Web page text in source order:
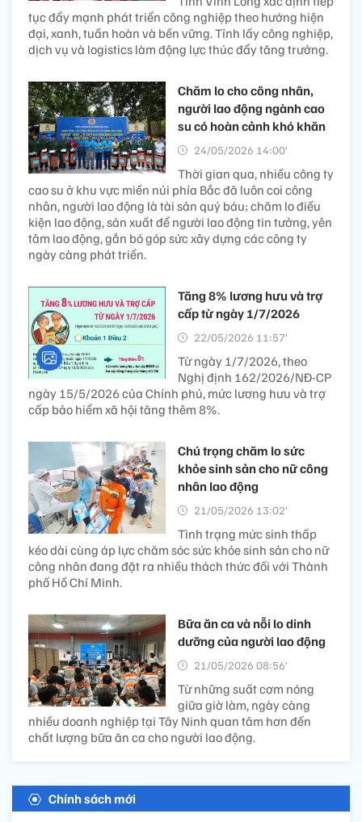
tục đẩy mạnh phát triển công nghiệp theo hướng hiện
đại, xanh, tuần hoàn và bền vững. Tỉnh lấy công nghiệp,
dịch vụ và logistics làm động lực thúc đẩy tăng trưởng.
Chăm lo cho công nhân,
người lao động ngành cao
su có hoàn cảnh khó khăn
24/05/2026 14:00’
Thời gian qua, nhiều công ty
cao su ở khu vực miền núi phía Bắc đã luôn coi công
nhân, người lao động là tài sản quý báu; chăm lo điều
kiện lao động, sản xuất để người lao động tin tưởng, yên
tâm lao động, gắn bó góp sức xây dựng các công ty
ngày càng phát triển.
Tăng 8% lương hưu và trợ
cấp từ ngày 1/7/2026
22/05/2026 11:57’
Từ ngày 1/7/2026, theo
Nghị định 162/2026/NĐ-CP
ngày 15/5/2026 của Chính phủ, mức lương hưu và trợ
cấp bảo hiểm xã hội tăng thêm 8%.
Chú trọng chăm lo sức
khỏe sinh sản cho nữ công
nhân lao động
21/05/2026 13:02’
Tình trạng mức sinh thấp
kéo dài cùng áp lực chăm sóc sức khỏe sinh sản cho nữ
công nhân đang đặt ra nhiều thách thức đối với Thành
phố Hồ Chí Minh.
Bữa ăn ca và nỗi lo dinh
dưỡng của người lao động
21/05/2026 08:56’
Từ những suất cơm nóng
giữa giờ làm, ngày càng
nhiều doanh nghiệp tại Tây Ninh quan tâm hơn đến
chất lượng bữa ăn ca cho người lao động.
Chính sách mới